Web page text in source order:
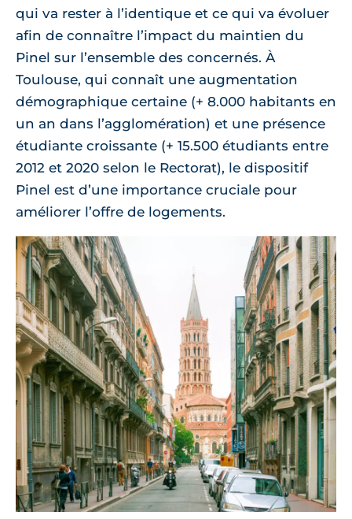
qui va rester à l’identique et ce qui va évoluer
afin de connaître l’impact du maintien du
Pinel sur l’ensemble des concernés. À
Toulouse, qui connaît une augmentation
démographique certaine (+ 8.000 habitants en
un an dans l’agglomération) et une présence
étudiante croissante (+ 15.500 étudiants entre
2012 et 2020 selon le Rectorat), le dispositif
Pinel est d’une importance cruciale pour
améliorer l’offre de logements.